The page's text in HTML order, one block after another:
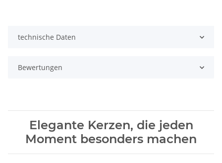
technische Daten
Bewertungen
Elegante Kerzen, die jeden
Moment besonders machen